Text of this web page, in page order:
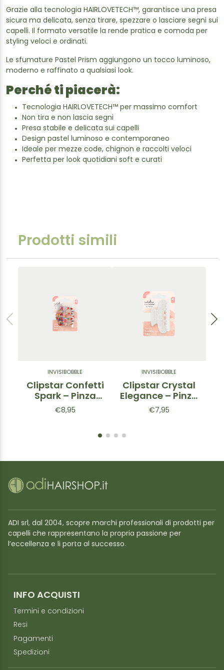
Grazie alla tecnologia HAIRLOVETECH™, garantisce una presa
sicura ma delicata, senza tirare, spezzare o lasciare segni sui
capelli. Il formato versatile la rende pratica e comoda per
styling veloci e ordinati.
Le sfumature Pastel Prism aggiungono un tocco luminoso,
moderno e raffinato a qualsiasi look.
Perché ti piacerà:
Tecnologia HAIRLOVETECH™ per massimo comfort
Non tira e non lascia segni
Presa stabile e delicata sui capelli
Design pastel luminoso e contemporaneo
Ideale per mezze code, chignon e raccolti veloci
Perfetta per look quotidiani soft e curati
Prodotti simili
INVISIBOBBLE
Clipstar Confetti
Spark – Pinza
per capelli
€8,95
INVISIBOBBLE
Clipstar Crystal
Elegance – Pinza
per capelli
€7,95
ADI srl, dal 2004, scopre marchi professionali di prodotti per
capelli che rappresentano la propria passione per
l’eccellenza e li porta al successo.
INFO ACQUISTI
Termini e condizioni
Resi
Pagamenti
Spedizioni